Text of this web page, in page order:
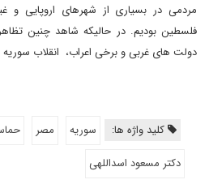
مردمی در بسیاری از شهرهای اروپایی و
فلسطین بودیم. در حالیکه شاهد چنین
دولت های غربی و برخی اعراب، انقلاب سوریه
کلید واژه ها: سوریه مصر
دکتر مسعود اسداللهی